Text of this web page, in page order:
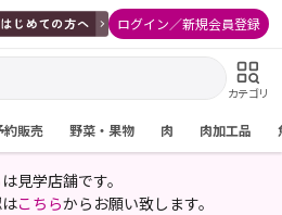
ログイン／新規会員登録
カテゴリ
約販売 野菜・果物 肉 肉加工品
見学店舗です。
こちらからお願い致します。